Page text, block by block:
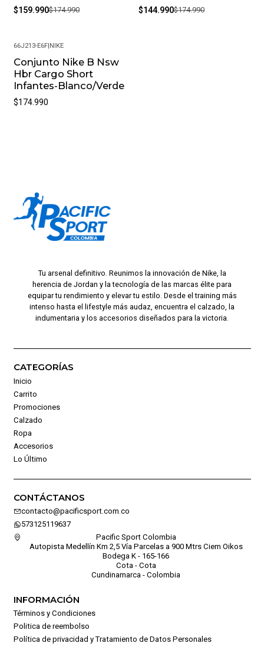
$159.990$174.990 $144.990$174.990
66J213-E6F| NIKE
Conjunto Nike B Nsw
Hbr Cargo Short
Infantes-Blanco/Verde
$174.990
Tu arsenal definitivo. Reunimos la innovación de Nike, la
herencia de Jordan y la tecnología de las marcas élite para
equipar tu rendimiento y elevar tu estilo. Desde el training más
intenso hasta el lifestyle más audaz, encuentra el calzado, la
indumentaria y los accesorios diseñados para la victoria.
CATEGORÍAS
Inicio
Carrito
Promociones
Calzado
Ropa
Accesorios
Lo Último
CONTÁCTANOS
contacto@pacificsport.com.co
573125119637
Pacific Sport Colombia
Autopista Medellín Km 2,5 Vía Parcelas a 900 Mtrs Ciem Oikos
Bodega K - 165-166
Cota - Cota
Cundinamarca - Colombia
INFORMACIÓN
Términos y Condiciones
Politica de reembolso
Política de privacidad y Tratamiento de Datos Personales